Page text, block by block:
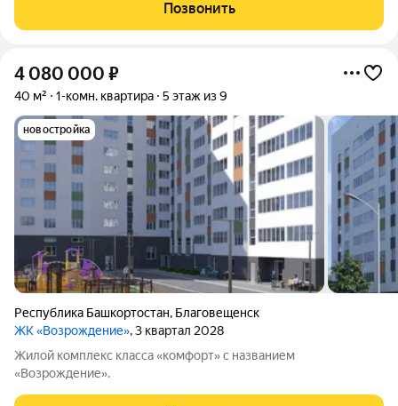
качество, свободу выбора и
Позвонить
4 080 000 ₽
40 м² 1-комн. квартира 5 этаж из 9
новостройка
Республика Башкортостан, Благовещенск
ЖК «Возрождение», 3 квартал 2028
Жилой комплекс класса «комфорт» с названием
«Возрождение».